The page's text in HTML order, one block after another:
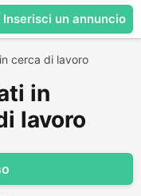
Inserisci un annuncio
cerca di lavoro
in
lavoro